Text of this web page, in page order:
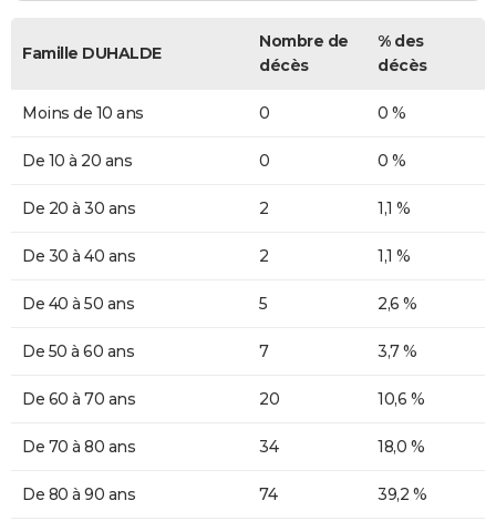
Famille DUHALDE
Nombre de
décès
% des
décès
Moins de 10 ans 0 0 %
De 10 à 20 ans 0 0 %
De 20 à 30 ans 2 1,1 %
De 30 à 40 ans 2 1,1 %
De 40 à 50 ans 5 2,6 %
De 50 à 60 ans 7 3,7 %
De 60 à 70 ans 20 10,6 %
De 70 à 80 ans 34 18,0 %
De 80 à 90 ans 74 39,2 %